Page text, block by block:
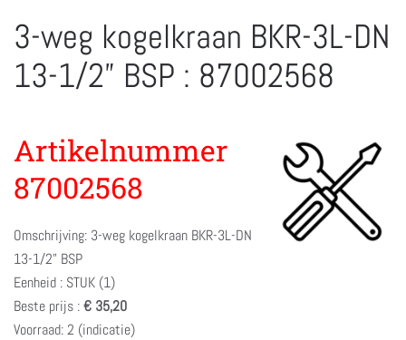
3-weg kogelkraan BKR-3L-DN
13-1/2” BSP : 87002568
Artikelnummer
87002568
Omschrijving: 3-weg kogelkraan BKR-3L-DN
13-1/2” BSP
Eenheid : STUK (1)
Beste prijs :€ 35,20
Voorraad: 2 (indicatie)